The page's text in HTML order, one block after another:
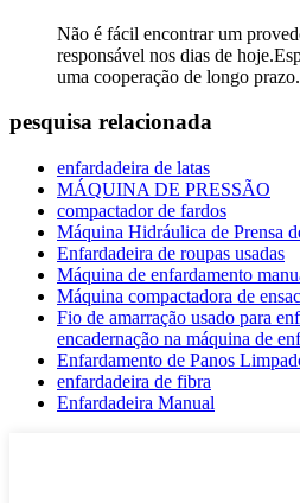
Não é fácil encontrar um
responsável nos dias de
uma cooperação de longo prazo.
pesquisa relacionada
enfardadeira de latas
MÁQUINA DE PRESSÃO
compactador de fardos
Máquina Hidráulica de Prensa
Enfardadeira de roupas usadas
Máquina de enfardamento
Máquina compactadora de
Fio de amarração usado para
encadernação na máquina de
Enfardamento de Panos
enfardadeira de fibra
Enfardadeira Manual